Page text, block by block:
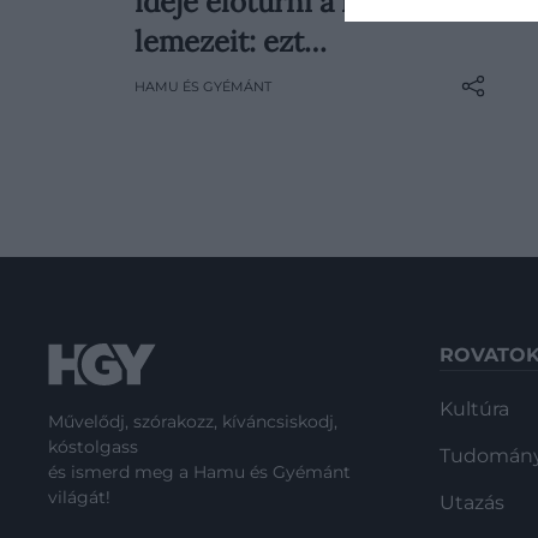
követhetetlenül sok zene jelenik
meg világszerte. Éppen ezért
eligazodásban: minden héten
lemezeit: ezt…
HAMU ÉS GYÉMÁNT
Művelődj, szórakozz, kíváncsiskodj,
kóstolgass
és ismerd meg a Hamu és Gyémánt
világát!
Kultúra
Utazás